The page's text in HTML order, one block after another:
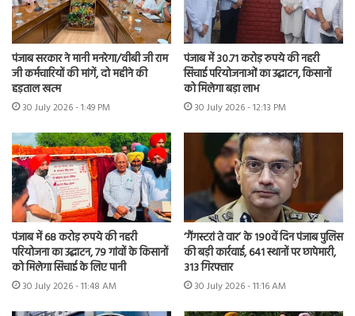
पंजाब सरकार ने मानी मनरेगा/वीबी जी राम
जी कर्मचारियों की मांगें, दो महीने की
हड़ताल खत्म
30 July 2026 - 1:49 PM
पंजाब में 30.71 करोड़ रुपये की नहरी
सिंचाई परियोजनाओं का उद्घाटन, किसानों
को मिलेगा बड़ा लाभ
30 July 2026 - 12:13 PM
पंजाब में 68 करोड़ रुपये की नहरी
परियोजना का उद्घाटन, 79 गांवों के किसानों
को मिलेगा सिंचाई के लिए पानी
30 July 2026 - 11:48 AM
‘गैंगस्टरां ते वार’ के 190वें दिन पंजाब पुलिस
की बड़ी कार्रवाई, 641 स्थानों पर छापेमारी,
313 गिरफ्तार
30 July 2026 - 11:16 AM